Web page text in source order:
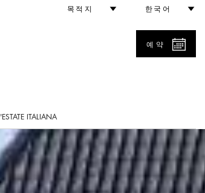
목적지 한국어
예약
L'ESTATE ITALIANA